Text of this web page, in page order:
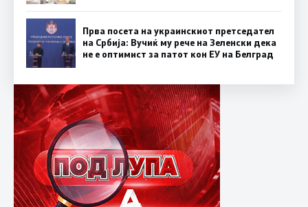
Прва посета на украинскиот претседател
на Србија: Вучиќ му рече на Зеленски дека
не е оптимист за патот кон ЕУ на Белград